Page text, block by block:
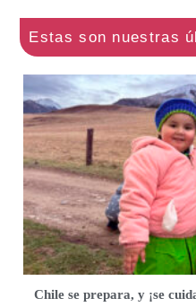
Chile se prepara, y ¡se